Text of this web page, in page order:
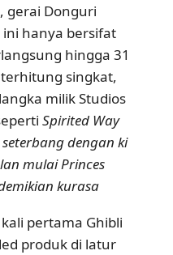
gerai Donguri
hanya bersifat
hingga 31
singkat,
milik Studios
Spirited Way
dengan ki
mulai Princes
kurasa
pertama Ghibli
produk di latur